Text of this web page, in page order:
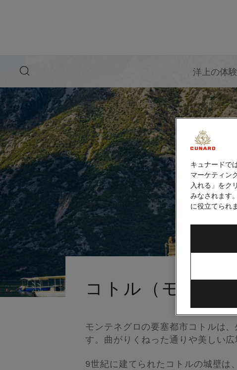
search
button
洋上の体験
コトル（モンテネ
モンテネグロの要塞都市コトルは
す。曲がりくねった通りや美しい
9世紀に建てられたコトルの城壁は
キュナードで
マーケティン
入れる」をク
みなされます
に役立てられ